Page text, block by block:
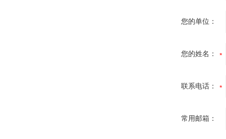
您的单位：
您的姓名：
联系电话：
常用邮箱：